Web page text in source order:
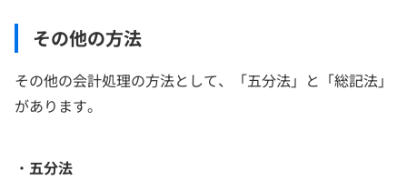
その他の方法
その他の会計処理の方法として、「五分法」と「総記法」
があります。
・ 五分法